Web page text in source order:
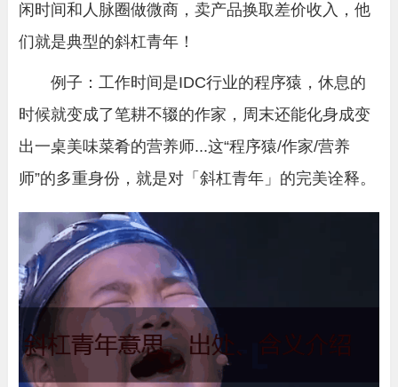
闲时间和人脉圈做微商，卖产品换取差价收入，他
们就是典型的斜杠青年！
例子：工作时间是IDC行业的程序猿，休息的
时候就变成了笔耕不辍的作家，周末还能化身成变
出一桌美味菜肴的营养师...这“程序猿/作家/营养
师”的多重身份，就是对「斜杠青年」的完美诠释。